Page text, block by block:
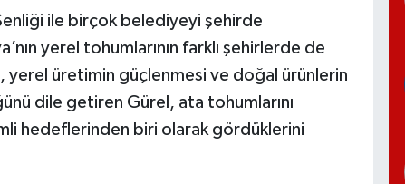
ile birçok belediyeyi şehirde
yerel tohumlarının farklı şehirlerde de
yerel üretimin güçlenmesi ve doğal ürünlerin
dile getiren Gürel, ata tohumlarını
hedeflerinden biri olarak gördüklerini